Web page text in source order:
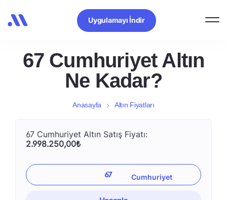
Uygulamayı İndir
67 Cumhuriyet Altın
Ne Kadar?
Anasayfa Altın Fiyatları
67 Cumhuriyet Altın Satış Fiyatı:
2.998.250,00₺